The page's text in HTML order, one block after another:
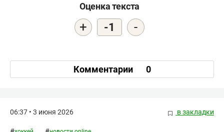
Оценка текста
+ -1 -
Комментарии 0
06:37 • 3 июня 2026 в закладки